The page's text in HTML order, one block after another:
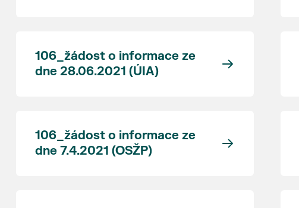
106_žádost o informace ze
dne 28.06.2021 (ÚIA)
106_žádost o informace ze
dne 7.4.2021 (OSŽP)